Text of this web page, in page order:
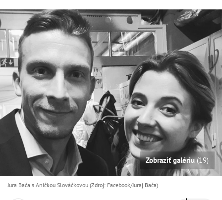
Zobraziť galériu(19)
Jura Bača s Aničkou Slováčkovou (Zdroj: Facebook/Juraj Bača)